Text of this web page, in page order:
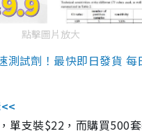
點擊圖片放大
測試劑！最快即日發貨 每
單支裝$22，而購買500